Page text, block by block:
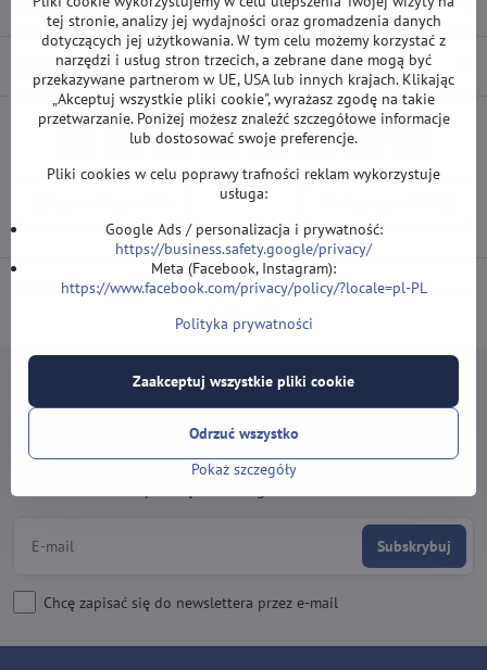
Recenzje 0
Dyskusja 0
FacebookTwitterBlueskyPinterestReddit LinkedIn
DARMOWA wysyłka od 500 zł(obowiązuje przy płatności przelewem
lub kartą).
Newsletter
Subskrybuj
Chcę zapisać się do newslettera przez e-mail
tej stronie, analizy jej wydajności oraz gromadzenia danych
dotyczących jej użytkowania. W tym celu możemy korzystać z
narzędzi i usług stron trzecich, a zebrane dane mogą być
przekazywane partnerom w UE, USA lub innych krajach. Klikając
„Akceptuj wszystkie pliki cookie", wyrażasz zgodę na takie
przetwarzanie. Poniżej możesz znaleźć szczegółowe informacje
lub dostosować swoje preferencje.
Pliki cookies w celu poprawy trafności reklam wykorzystuje
usługa:
Google Ads / personalizacja i prywatność:
https://business.safety.google/privacy/
Meta (Facebook, Instagram):
https://www.facebook.com/privacy/policy/?locale=pl-PL
Polityka prywatności
Pokaż szczegóły
Zaakceptuj wszystkie pliki cookie
Odrzuć wszystko